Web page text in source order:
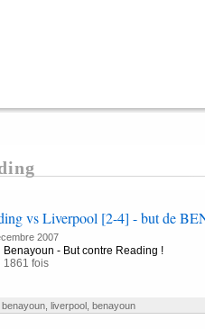
vs Liverpool [2-4] - but de
2007
Benayoun - But contre Reading !
1861 fois
, liverpool, benayoun